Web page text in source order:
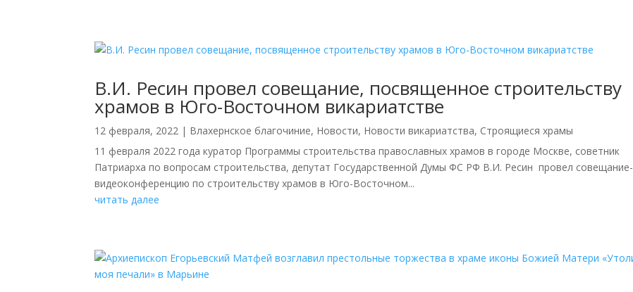
В.И. Ресин провел совещание, посвященное строительству
храмов в Юго-Восточном викариатстве
12 февраля, 2022 | Влахернское благочиние, Новости, Новости викариатства, Строящиеся храмы
11 февраля 2022 года куратор Программы строительства православных храмов в городе Москве, советник
Патриарха по вопросам строительства, депутат Государственной Думы ФС РФ В.И. Ресин провел совещание-
видеоконференцию по строительству храмов в Юго-Восточном...
читать далее